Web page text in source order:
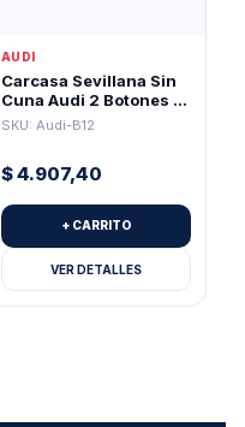
AUDI
Carcasa Sevillana Sin
Cuna Audi 2 Botones +
Pánico Para Pila 2032
SKU: Audi-B12
$4.907,40
+ CARRITO
VER DETALLES